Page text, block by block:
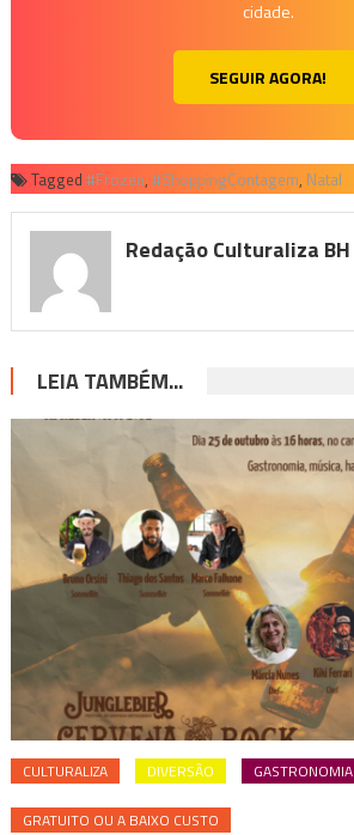
cidade.
SEGUIR AGORA!
Tagged #Frozen, #ShoppingContagem, Natal
Redação Culturaliza BH
LEIA TAMBÉM...
CULTURALIZA DIVERSÃO GASTRONOMIA
GRATUITO OU A BAIXO CUSTO